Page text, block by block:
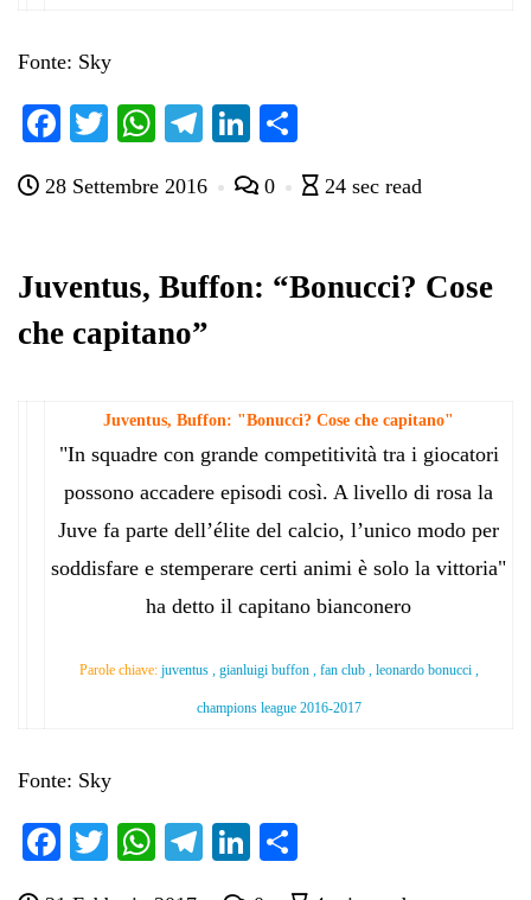
Fonte: Sky
Fa
bo
T
tte
W
ts
pp
Te
gr
m
Li
ed
di
di
28 Settembre 2016 0 24 sec read
Juventus, Buffon: “Bonucci? Cose
che capitano”
Juventus, Buffon: "Bonucci? Cose che capitano"
"In squadre con grande competitività tra i giocatori
possono accadere episodi così. A livello di rosa la
Juve fa parte dell’élite del calcio, l’unico modo per
soddisfare e stemperare certi animi è solo la vittoria"
ha detto il capitano bianconero
Parole chiave: juventus , gianluigi buffon , fan club , leonardo bonucci ,
champions league 2016-2017
Fonte: Sky
Fa T
W
Te
Li